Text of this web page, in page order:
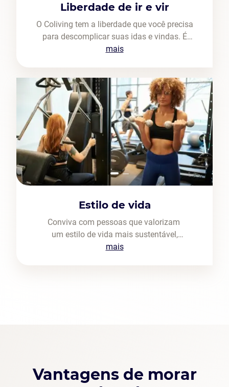
Liberdade de ir e vir
O Coliving tem a liberdade que você precisa
para descomplicar suas idas e vindas. É
moradia sem contrato tradicional, sem
mais
Estilo de vida
Conviva com pessoas que valorizam
um estilo de vida mais sustentável,
colaborativo, prático e econômico, assim como
mais
Vantagens de morar